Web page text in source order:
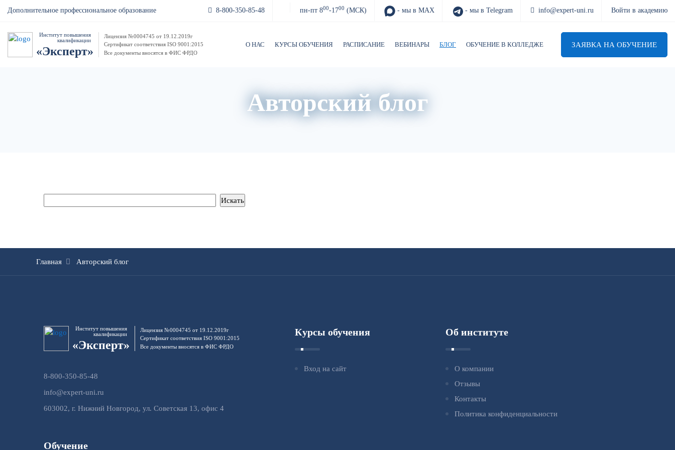
Дополнительное профессиональное образование 8-800-350-85-48 пн-пт 800-1700 (МСК) - мы в MAX - мы в Telegram info@expert-uni.ru Войти в академию
Институт повышения
квалификации
«Эксперт»
Лицензия №0004745 от 19.12.2019г
Сертификат соответствия ISO 9001:2015
Все документы вносятся в ФИС ФРДО
О НАС КУРСЫ ОБУЧЕНИЯ РАСПИСАНИЕ ВЕБИНАРЫ БЛОГ ОБУЧЕНИЕ В КОЛЛЕДЖЕ ЗАЯВКА НА ОБУЧЕНИЕ
Авторский блог
Главная Авторский блог
Институт повышения
квалификации
«Эксперт»
Лицензия №0004745 от 19.12.2019г
Сертификат соответствия ISO 9001:2015
Все документы вносятся в ФИС ФРДО
8-800-350-85-48
info@expert-uni.ru
603002, г. Нижний Новгород, ул. Советская 13, офис 4
Курсы обучения
Вход на сайт
Об институте
О компании
Отзывы
Контакты
Политика конфиденциальности
Обучение